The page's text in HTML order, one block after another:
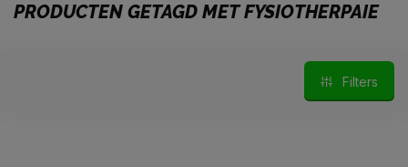
PRODUCTEN GETAGD MET FYSIOTHERPAIE
Filters